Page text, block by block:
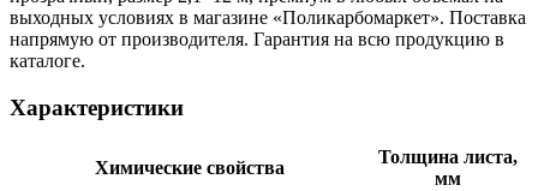
выходных условиях в магазине «Поликарбомаркет». Поставка
напрямую от производителя. Гарантия на всю продукцию в
каталоге.
Характеристики
Химические свойства
Толщина листа,
мм